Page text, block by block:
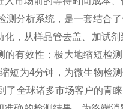
测分析系统，是一套结合
，从样品管去盖、加试
的有效性；极大地缩短检
短为4分钟，为微生物检
了全球诸多市场客户的青